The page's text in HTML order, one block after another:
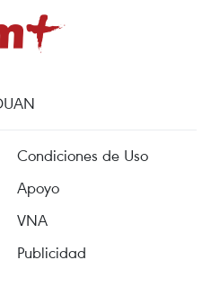
Condiciones de Uso
Apoyo
VNA
Publicidad